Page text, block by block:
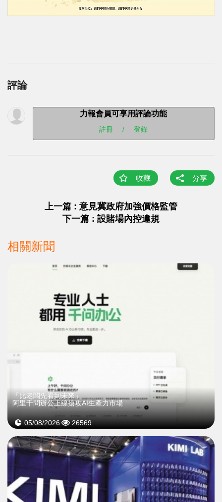
評論
力報會員可享用評論功能
註冊 / 登錄
收藏 分享
上一篇 : 意見冀政府加強價格監管
下一篇 : 設賭場內控違規
相關新聞
「比老闆先看到未來」
阿里千問辦公上線搶攻AI生產力市場
05/08/2026 26569